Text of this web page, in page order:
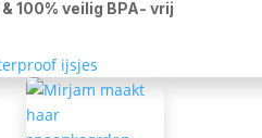
100% veilig BPA- vrij